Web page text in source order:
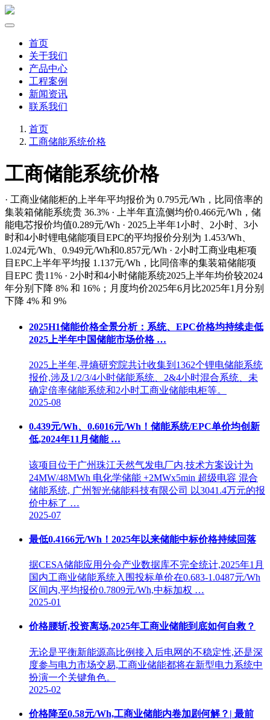
首页
关于我们
产品中心
工程案例
新闻资讯
联系我们
首页
工商储能系统价格
工商储能系统价格
· 工商业储能柜的上半年平均报价为 0.795元/Wh，比同倍率的
集装箱储能系统贵 36.3% · 上半年直流侧均价0.466元/Wh，储
能电芯报价均值0.289元/Wh · 2025上半年1小时、2小时、3小
时和4小时锂电储能项目EPC的平均报价分别为 1.453/Wh、
1.024元/Wh、0.949元/Wh和0.857元/Wh · 2小时工商业电柜项
目EPC上半年平均报 1.137元/Wh，比同倍率的集装箱储能项
目EPC 贵11% · 2小时和4小时储能系统2025上半年均价较2024
年分别下降 8% 和 16%；月度均价2025年6月比2025年1月分别
下降 4% 和 9%
2025H1储能价格全景分析：系统、EPC价格均持续走低
2025上半年中国储能市场价格 …
2025上半年,寻熵研究院共计收集到1362个锂电储能系统
报价,涉及1/2/3/4小时储能系统、2&4小时混合系统、未
确定倍率储能系统和2小时工商业储能电柜等。
2025-08
0.439元/Wh、0.6016元/Wh！储能系统/EPC单价均创新
低,2024年11月储能 …
该项目位于广州珠江天然气发电厂内,技术方案设计为
24MW/48MWh 电化学储能 +2MWx5min 超级电容 混合
储能系统, 广州智光储能科技有限公司 以3041.4万元的报
价中标了 …
2025-07
最低0.4166元/Wh！2025年以来储能中标价格持续回落
据CESA储能应用分会产业数据库不完全统计,2025年1月
国内工商业储能系统入围投标单价在0.683-1.0487元/Wh
区间内,平均报价0.7809元/Wh,中标加权 …
2025-01
价格腰斩,投资离场,2025年工商业储能到底如何自救？
无论是平衡新能源高比例接入后电网的不稳定性,还是深
度参与电力市场交易,工商业储能都将在新型电力系统中
扮演一个关键角色。
2025-02
价格降至0.58元/Wh,工商业储能内卷加剧何解？| 最前